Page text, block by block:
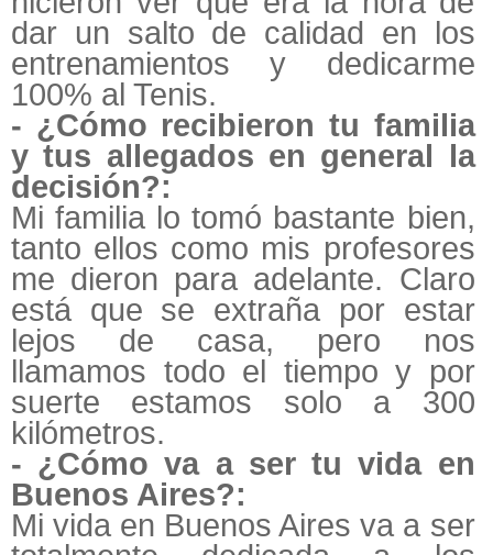
dar un salto de calidad en los
entrenamientos y dedicarme
100% al Tenis.
- ¿Cómo recibieron tu familia
y tus allegados en general la
decisión?:
Mi familia lo tomó bastante bien,
tanto ellos como mis profesores
me dieron para adelante. Claro
está que se extraña por estar
lejos de casa, pero nos
llamamos todo el tiempo y por
suerte estamos solo a 300
kilómetros.
- ¿Cómo va a ser tu vida en
Buenos Aires?:
Mi vida en Buenos Aires va a ser